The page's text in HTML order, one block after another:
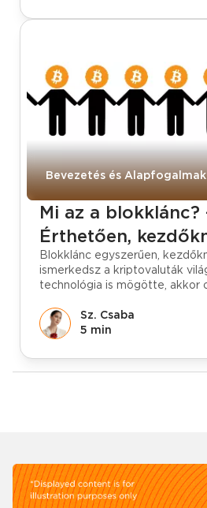
Bevezetés és Alapfogalmak
Mi az a blokklánc?
Érthetően,
Blokklánc egyszerűen,
ismerkedsz a kriptovaluták
technológia is mögötte, akkor
Sz. Csaba
5 min